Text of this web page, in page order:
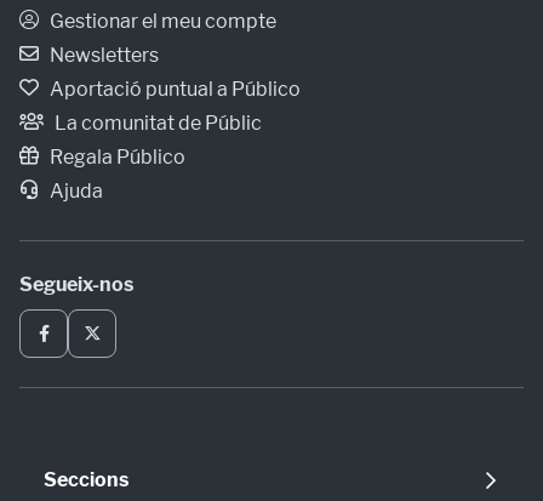
Gestionar el meu compte
Newsletters
Aportació puntual a Público
La comunitat de Públic
Regala Público
Ajuda
Segueix-nos
Seccions